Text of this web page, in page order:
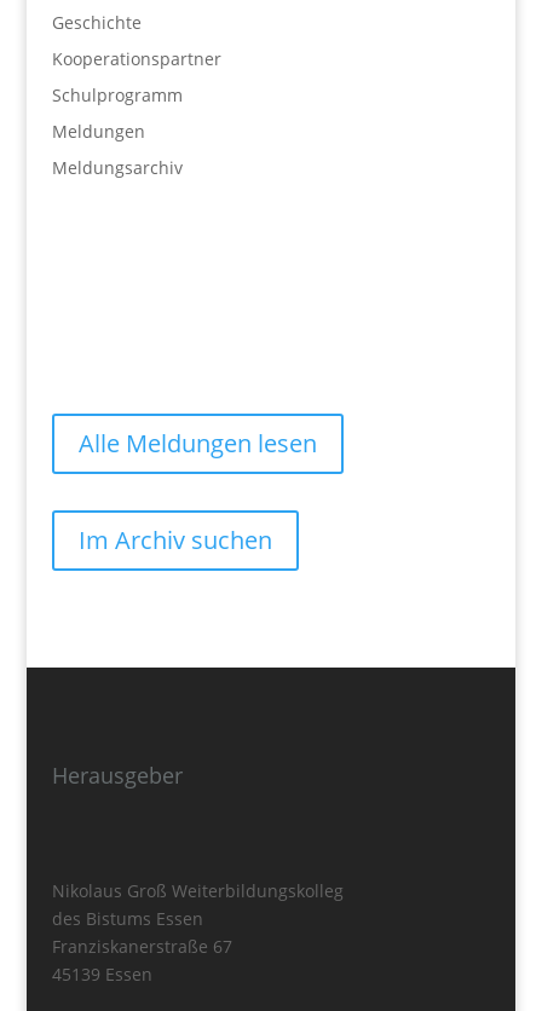
Geschichte
Kooperationspartner
Schulprogramm
Meldungen
Meldungsarchiv
Alle Meldungen lesen
Im Archiv suchen
Herausgeber
Nikolaus Groß Weiterbildungskolleg
des Bistums Essen
Franziskanerstraße 67
45139 Essen